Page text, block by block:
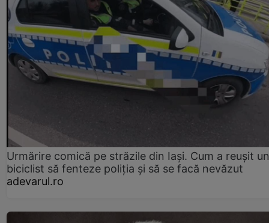
Urmărire comică pe străzile din Iași. Cum a reușit un
biciclist să fenteze poliția și să se facă nevăzut
adevarul.ro